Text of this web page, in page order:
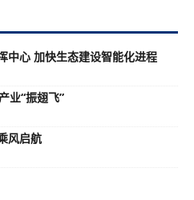
中心 加快生态建设智能化进程
业“振翅飞”
风启航